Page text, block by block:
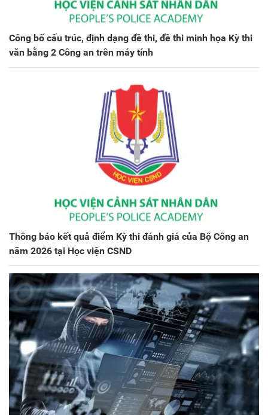
Công bố cấu trúc, định dạng đề thi, đề thi minh họa Kỳ thi
văn bằng 2 Công an trên máy tính
Thông báo kết quả điểm Kỳ thi đánh giá của Bộ Công an
năm 2026 tại Học viện CSND